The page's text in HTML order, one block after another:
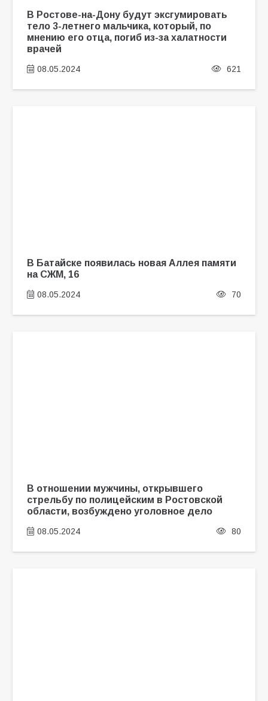
В Ростове-на-Дону будут эксгумировать
тело 3-летнего мальчика, который, по
мнению его отца, погиб из-за халатности
врачей
08.05.2024 621
В Батайске появилась новая Аллея памяти
на СЖМ, 16
08.05.2024 70
В отношении мужчины, открывшего
стрельбу по полицейским в Ростовской
области, возбуждено уголовное дело
08.05.2024 80